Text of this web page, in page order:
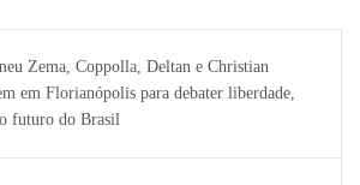
Zema, Coppolla, Deltan e Christian
em Florianópolis para debater liberdade,
futuro do Brasil